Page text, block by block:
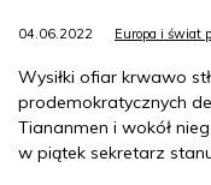
04.06.2022 Europa i świat
Wysiłki ofiar krwawo
prodemokratycznych
Tiananmen i wokół
w piątek sekretarz